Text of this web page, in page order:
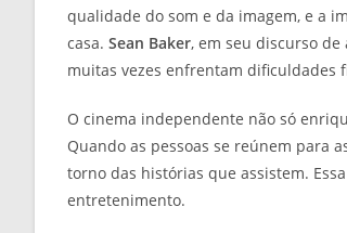
qualidade do som e da imagem, e a
casa. Sean Baker, em seu discurso
muitas vezes enfrentam dificuldades
O cinema independente não só
Quando as pessoas se reúnem para
torno das histórias que assistem.
entretenimento.